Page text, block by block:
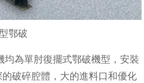
鄂破
為單肘復擺式鄂破機型，安裝
破碎腔體，大的進料口和優化